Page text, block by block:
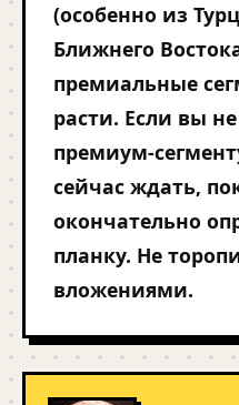
(особенно из
Ближнего
премиальные
расти. Если вы
премиум-
сейчас ждать,
окончательно
планку. Не
вложениями.